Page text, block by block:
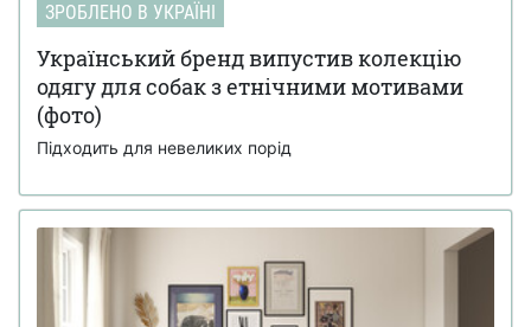
ЗРОБЛЕНО В УКРАЇНІ
Український бренд випустив колекцію
одягу для собак з етнічними мотивами
(фото)
Підходить для невеликих порід